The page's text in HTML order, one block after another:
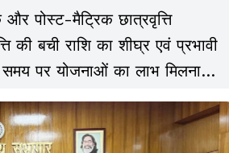
पोस्ट-मैट्रिक छात्रवृत्ति
की बची राशि का शीघ्र एवं प्रभावी
समय पर योजनाओं का लाभ मिलना